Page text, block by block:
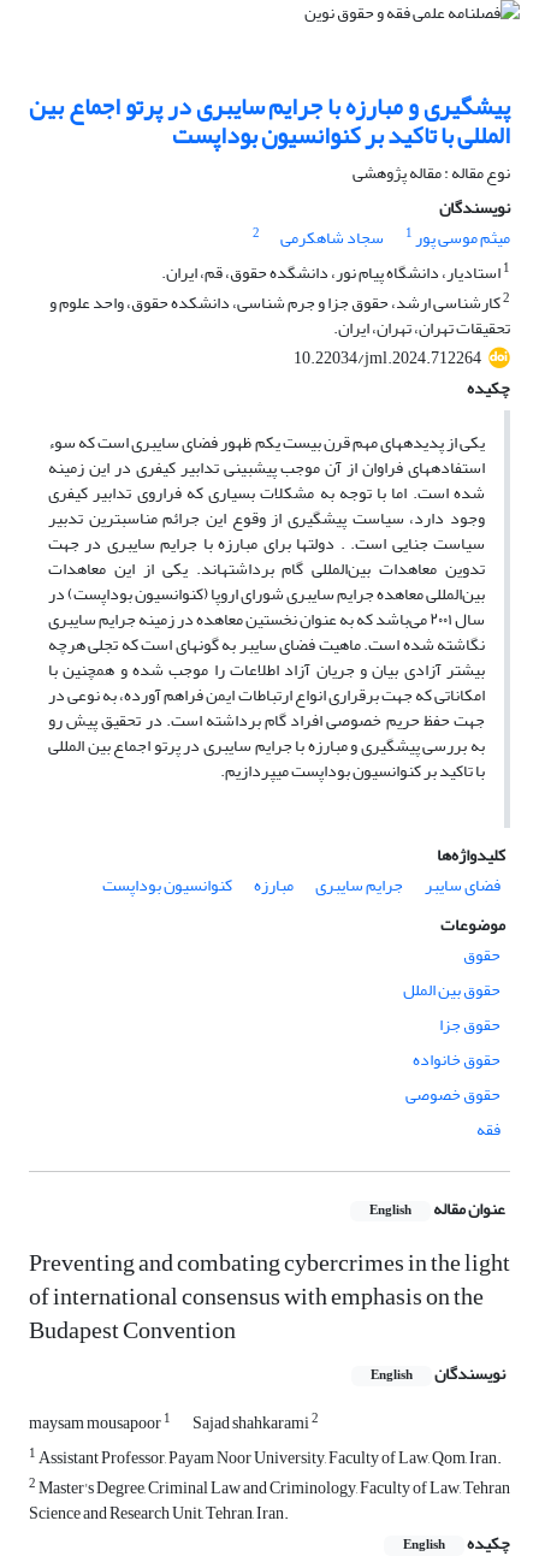
پیشگیری و مبارزه با جرایم سایبری در پرتو اجماع بین
المللی با تاکید بر کنوانسیون بوداپست
نوع مقاله : مقاله پژوهشی
نویسندگان
میثم موسی پور1 سجاد شاهکرمی
2
1استادیار، دانشگاه پیام نور، دانشگده حقوق، قم، ایران.
2کارشناسی ارشد، حقوق جزا و جرم شناسی، دانشکده حقوق، واحد علوم و
تحقیقات تهران، تهران، ایران.
10.22034/jml.2024.712264
چکیده
یکی از پدیده­های مهم قرن بیست یکم ظهور فضای سایبری است که سوء
استفاده­های فراوان از آن موجب پیشبینی تدابیر کیفری در این زمینه
شده است. اما با توجه به مشکلات بسیاری که فراروی تدابیر کیفری
وجود دارد، سیاست پیشگیری از وقوع این جرائم مناسب­ترین تدبیر
سیاست جنایی است. . دولت­ها برای مبارزه با جرایم سایبری در جهت
تدوین معاهدات بین‌المللی گام برداشته­اند. یکی از این معاهدات
بین‌المللی معاهده جرایم سایبری شورای اروپا (کنوانسیون بوداپست) در
سال ۲۰۰۱ می‌باشد که به عنوان نخستین معاهده در زمینه جرایم سایبری
نگاشته شده است. ماهیت فضای سایبر به گونه­ای است که تجلی هرچه
بیشتر آزادی بیان و جریان آزاد اطلاعات را موجب شده و همچنین با
امکاناتی که جهت برقراری انواع ارتباطات ایمن فراهم آورده، به نوعی در
جهت حفظ حریم خصوصی افراد گام برداشته است. در تحقیق پیش رو
به بررسی پیشگیری و مبارزه با جرایم سایبری در پرتو اجماع بین المللی
با تاکید بر کنوانسیون بوداپست می­پردازیم.
کلیدواژه‌ها
فضای سایبر
جرایم سایبری مبارزه
کنوانسیون بوداپست
موضوعات
حقوق
حقوق بین الملل
حقوق جزا
حقوق خانواده
حقوق خصوصی
فقه
عنوان مقاله English
Preventing and combating cybercrimes in the light
of international consensus with emphasis on the
Budapest Convention
نویسندگان English
maysam mousapoor1 Sajad shahkarami2
1Assistant Professor, Payam Noor University, Faculty of Law, Qom, Iran.
2Master's Degree, Criminal Law and Criminology, Faculty of Law, Tehran
Science and Research Unit, Tehran, Iran.
چکیده
English